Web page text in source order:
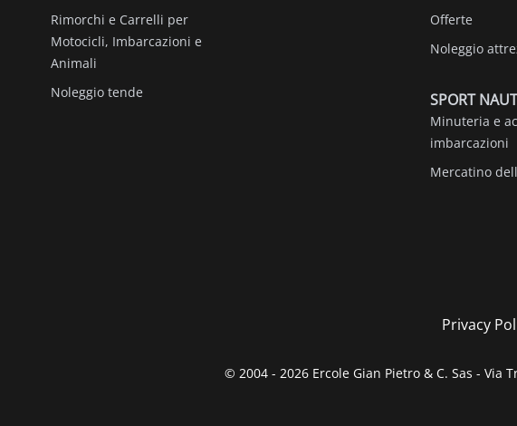
Rimorchi e Carrelli per
Motocicli, Imbarcazioni e
Animali
Noleggio tende
Offerte
Noleggio
SPORT
Minuteria e
imbarcazioni
Mercatino
Privacy
© 2004 - 2026 Ercole Gian Pietro & C. Sas - Via